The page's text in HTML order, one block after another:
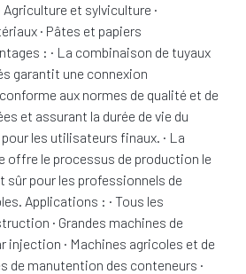
et sylviculture ·
· Pâtes et papiers
: · La combinaison de tuyaux
garantit une connexion
aux normes de qualité et de
et assurant la durée de vie du
les utilisateurs finaux. · La
offre le processus de production le
sûr pour les professionnels de
Applications : · Tous les
· Grandes machines de
injection · Machines agricoles et de
de manutention des conteneurs ·